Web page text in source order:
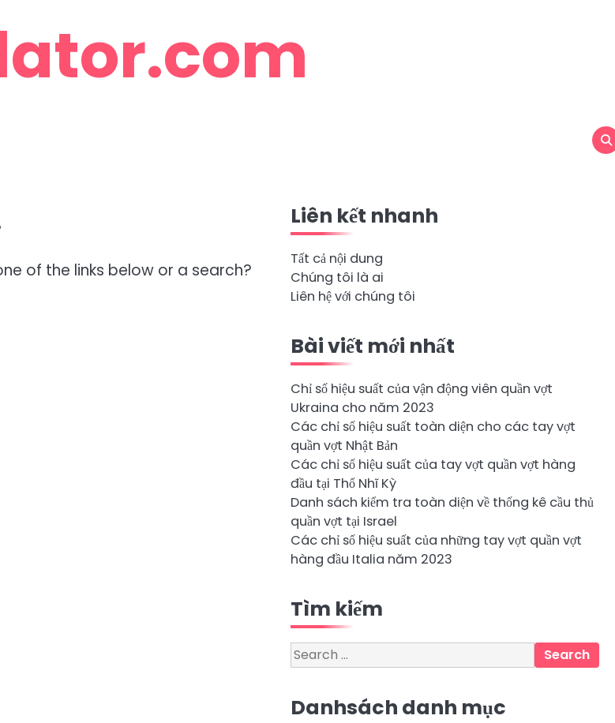
of the links below or a search?
Liên kết nhanh
Tất cả nội dung
Chúng tôi là ai
Liên hệ với chúng tôi
Bài viết mới nhất
Chỉ số hiệu suất của vận động viên quần vợt
Ukraina cho năm 2023
Các chỉ số hiệu suất toàn diện cho các tay vợt
quần vợt Nhật Bản
Các chỉ số hiệu suất của tay vợt quần vợt hàng
đầu tại Thổ Nhĩ Kỳ
Danh sách kiểm tra toàn diện về thống kê cầu thủ
quần vợt tại Israel
Các chỉ số hiệu suất của những tay vợt quần vợt
hàng đầu Italia năm 2023
Tìm kiếm
Search
for:
Danhsách danh mục